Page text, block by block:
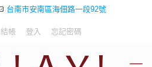
台南市安南區海佃路一段92號
結帳 登入 忘記密碼